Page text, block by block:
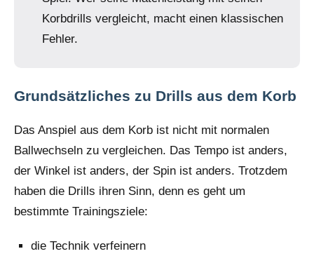
Korbdrills vergleicht, macht einen klassischen
Fehler.
Grundsätzliches zu Drills aus dem Korb
Das Anspiel aus dem Korb ist nicht mit normalen
Ballwechseln zu vergleichen. Das Tempo ist anders,
der Winkel ist anders, der Spin ist anders. Trotzdem
haben die Drills ihren Sinn, denn es geht um
bestimmte Trainingsziele:
die Technik verfeinern